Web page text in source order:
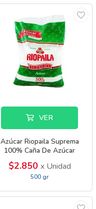
VER
Azúcar Riopaila Suprema
100% Caña De Azúcar
$2.850 x Unidad
500 gr